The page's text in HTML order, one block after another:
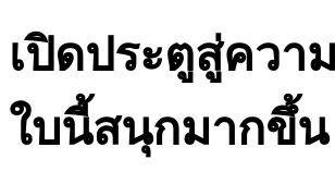
เปิดประตูสู่ควา
ใบนี้สนุกมากขึ้น